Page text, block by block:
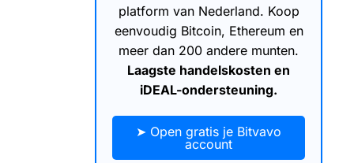
platform van Nederland. Koop
eenvoudig Bitcoin, Ethereum en
meer dan 200 andere munten.
Laagste handelskosten en
iDEAL-ondersteuning.
➤ Open gratis je Bitvavo
account